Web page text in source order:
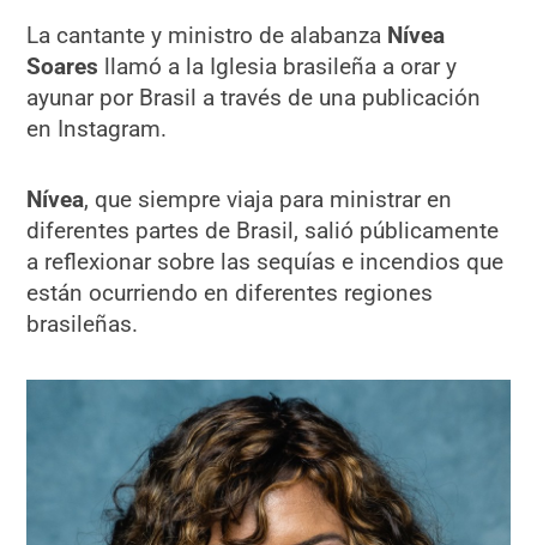
La cantante y ministro de alabanza Nívea
Soares llamó a la Iglesia brasileña a orar y
ayunar por Brasil a través de una publicación
en Instagram.
Nívea, que siempre viaja para ministrar en
diferentes partes de Brasil, salió públicamente
a reflexionar sobre las sequías e incendios que
están ocurriendo en diferentes regiones
brasileñas.